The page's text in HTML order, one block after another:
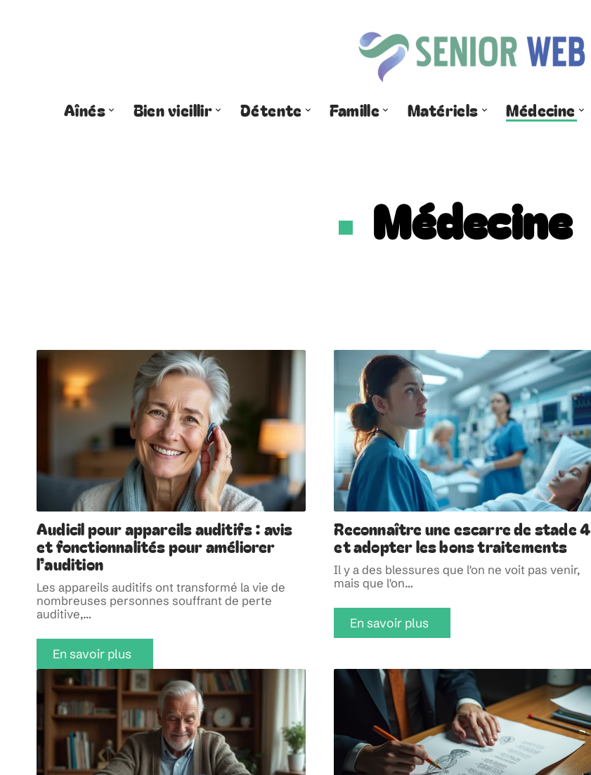
Aînés Bien vieillir Détente Famille Matériels Médecine
Médecine
Audicil pour appareils auditifs : avis
et fonctionnalités pour améliorer
l’audition
Les appareils auditifs ont transformé la vie de
nombreuses personnes souffrant de perte
auditive,…
En savoir plus
Reconnaître une escarre de stade 4
et adopter les bons traitements
Il y a des blessures que l'on ne voit pas venir,
mais que l'on…
En savoir plus